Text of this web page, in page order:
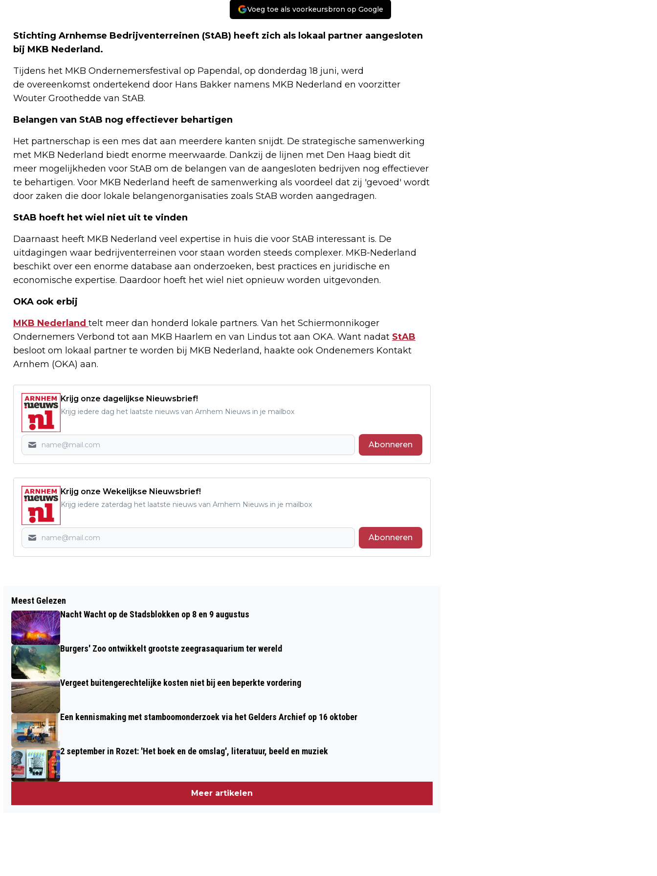
Voeg toe als voorkeursbron op Google
Stichting Arnhemse Bedrijventerreinen (StAB) heeft zich als lokaal partner aangesloten
bij MKB Nederland.
Tijdens het MKB Ondernemersfestival op Papendal, op donderdag 18 juni, werd
de overeenkomst ondertekend door Hans Bakker namens MKB Nederland en voorzitter
Wouter Groothedde van StAB.
Belangen van StAB nog effectiever behartigen
Het partnerschap is een mes dat aan meerdere kanten snijdt. De strategische samenwerking
met MKB Nederland biedt enorme meerwaarde. Dankzij de lijnen met Den Haag biedt dit
meer mogelijkheden voor StAB om de belangen van de aangesloten bedrijven nog effectiever
te behartigen. Voor MKB Nederland heeft de samenwerking als voordeel dat zij 'gevoed' wordt
door zaken die door lokale belangenorganisaties zoals StAB worden aangedragen.
StAB hoeft het wiel niet uit te vinden
Daarnaast heeft MKB Nederland veel expertise in huis die voor StAB interessant is. De
uitdagingen waar bedrijventerreinen voor staan worden steeds complexer. MKB-Nederland
beschikt over een enorme database aan onderzoeken, best practices en juridische en
economische expertise. Daardoor hoeft het wiel niet opnieuw worden uitgevonden.
OKA ook erbij
MKB Nederland telt meer dan honderd lokale partners. Van het Schiermonnikoger
Ondernemers Verbond tot aan MKB Haarlem en van Lindus tot aan OKA. Want nadat StAB
besloot om lokaal partner te worden bij MKB Nederland, haakte ook Ondenemers Kontakt
Arnhem (OKA) aan.
Krijg onze dagelijkse Nieuwsbrief!
Krijg iedere dag het laatste nieuws van Arnhem Nieuws in je mailbox
Abonneren
Krijg onze Wekelijkse Nieuwsbrief!
Krijg iedere zaterdag het laatste nieuws van Arnhem Nieuws in je mailbox
Abonneren
SUCCESVOL DEBAT VOOR ALLE
EERSTEJAARS STUDENTEN VAN HET
ASTRUM COLLEGE
ARNHEM MAG VOLGEND JAAR STEDEN
Meest Gelezen
Nacht Wacht op de Stadsblokken op 8 en 9 augustus
Burgers' Zoo ontwikkelt grootste zeegrasaquarium ter wereld
Vergeet buitengerechtelijke kosten niet bij een beperkte vordering
Een kennismaking met stamboomonderzoek via het Gelders Archief op 16 oktober
2 september in Rozet: 'Het boek en de omslag', literatuur, beeld en muziek
Meer artikelen